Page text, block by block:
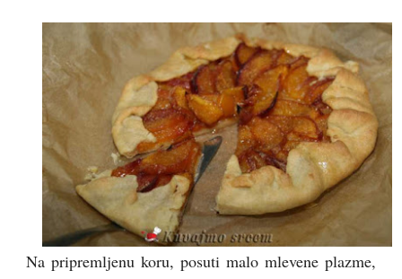
Na pripremljenu koru, posuti malo mlevene plazme,